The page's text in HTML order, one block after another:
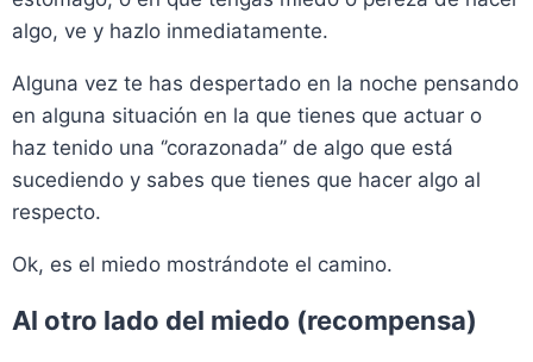
algo, ve y hazlo inmediatamente.
Alguna vez te has despertado en la noche pensando
en alguna situación en la que tienes que actuar o
haz tenido una ‘’corazonada’’ de algo que está
sucediendo y sabes que tienes que hacer algo al
respecto.
Ok, es el miedo mostrándote el camino.
Al otro lado del miedo (recompensa)